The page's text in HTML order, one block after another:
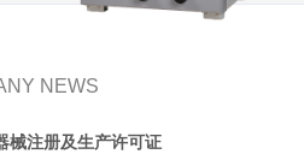
NEWS
械注册及生产许可证